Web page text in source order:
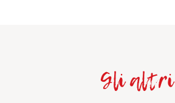
Gli altri